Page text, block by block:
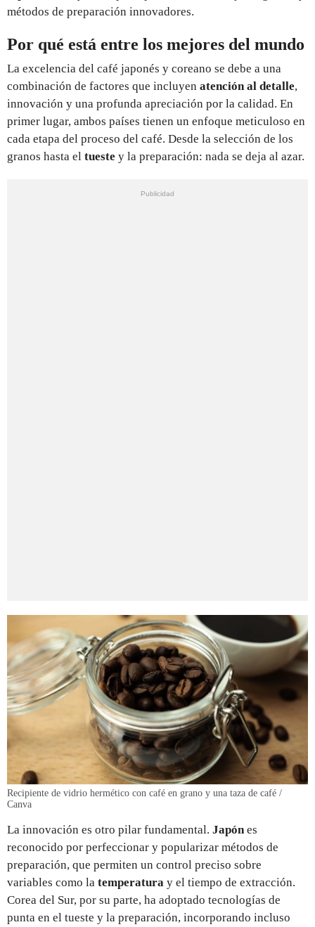
métodos de preparación innovadores.
Por qué está entre los mejores del mundo
La excelencia del café japonés y coreano se debe a una
combinación de factores que incluyen atención al detalle,
innovación y una profunda apreciación por la calidad. En
primer lugar, ambos países tienen un enfoque meticuloso en
cada etapa del proceso del café. Desde la selección de los
granos hasta el tueste y la preparación: nada se deja al azar.
Recipiente de vidrio hermético con café en grano y una taza de café /
Canva
La innovación es otro pilar fundamental. Japónes
reconocido por perfeccionar y popularizar métodos de
preparación, que permiten un control preciso sobre
variables como la temperatura y el tiempo de extracción.
Corea del Sur, por su parte, ha adoptado tecnologías de
punta en el tueste y la preparación, incorporando incluso